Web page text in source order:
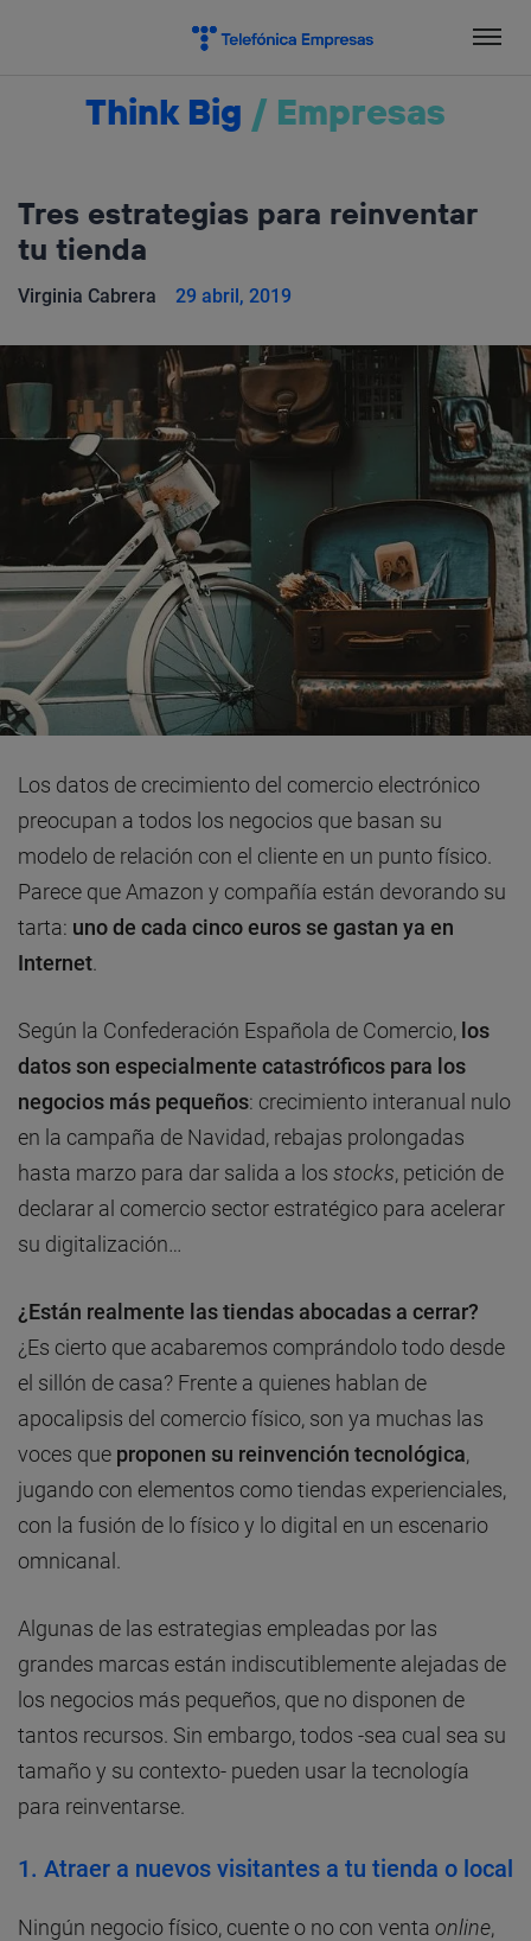
Think Big / Empresas
Tres estrategias para reinventar
tu tienda
Virginia Cabrera 29 abril, 2019
Los datos de crecimiento del comercio electrónico
preocupan a todos los negocios que basan su
modelo de relación con el cliente en un punto físico.
Parece que Amazon y compañía están devorando su
tarta: uno de cada cinco euros se gastan ya en
Internet
Según la Confederación Española de Comercio, los
datos son especialmente catastróficos para los
negocios más pequeños: crecimiento interanual nulo
en la campaña de Navidad, rebajas prolongadas
hasta marzo para dar salida a los stocks, petición de
declarar al comercio sector estratégico para acelerar
su digitalización…
¿Están realmente las tiendas abocadas a cerrar?
¿Es cierto que acabaremos comprándolo todo desde
el sillón de casa? Frente a quienes hablan de
apocalipsis del comercio físico, son ya muchas las
voces que proponen su reinvención tecnológica,
jugando con elementos como tiendas experienciales,
con la fusión de lo físico y lo digital en un escenario
omnicanal.
Algunas de las estrategias empleadas por las
grandes marcas están indiscutiblemente alejadas de
los negocios más pequeños, que no disponen de
tantos recursos. Sin embargo, todos -sea cual sea su
tamaño y su contexto- pueden usar la tecnología
para reinventarse.
1. Atraer a nuevos visitantes a tu tienda o local
Ningún negocio físico, cuente o no con venta online,